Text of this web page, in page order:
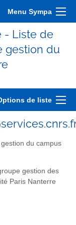
Menu Sympa
- Liste de
gestion du
de liste
du campus
gestion des
Paris Nanterre